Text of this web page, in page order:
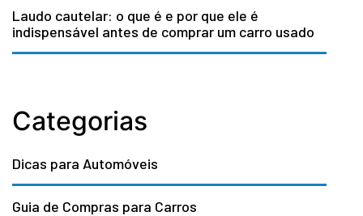
Laudo cautelar: o que é e por que ele é
indispensável antes de comprar um carro usado
Categorias
Dicas para Automóveis
Guia de Compras para Carros